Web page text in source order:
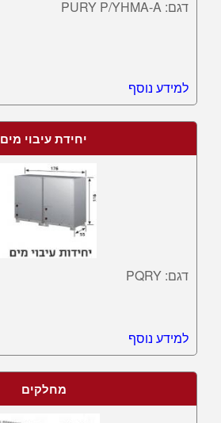
דגם: PURY P/YHMA-A
למידע נוסף
יחידת עיבוי מים
דגם: PQRY
למידע נוסף
מחלקים